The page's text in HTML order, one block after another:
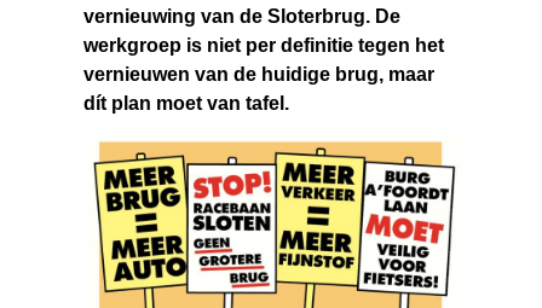
vernieuwing van de Sloterbrug. De
werkgroep is niet per definitie tegen het
vernieuwen van de huidige brug, maar
dít plan moet van tafel.